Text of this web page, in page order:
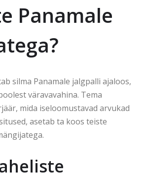
Panamale
silma Panamale jalgpalli ajaloos,
väravavahina. Tema
mida iseloomustavad arvukad
asetab ta koos teiste